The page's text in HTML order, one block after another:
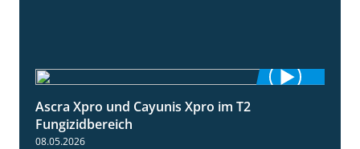
Ascra Xpro und Cayunis Xpro im T2
Fungizidbereich
08.05.2026